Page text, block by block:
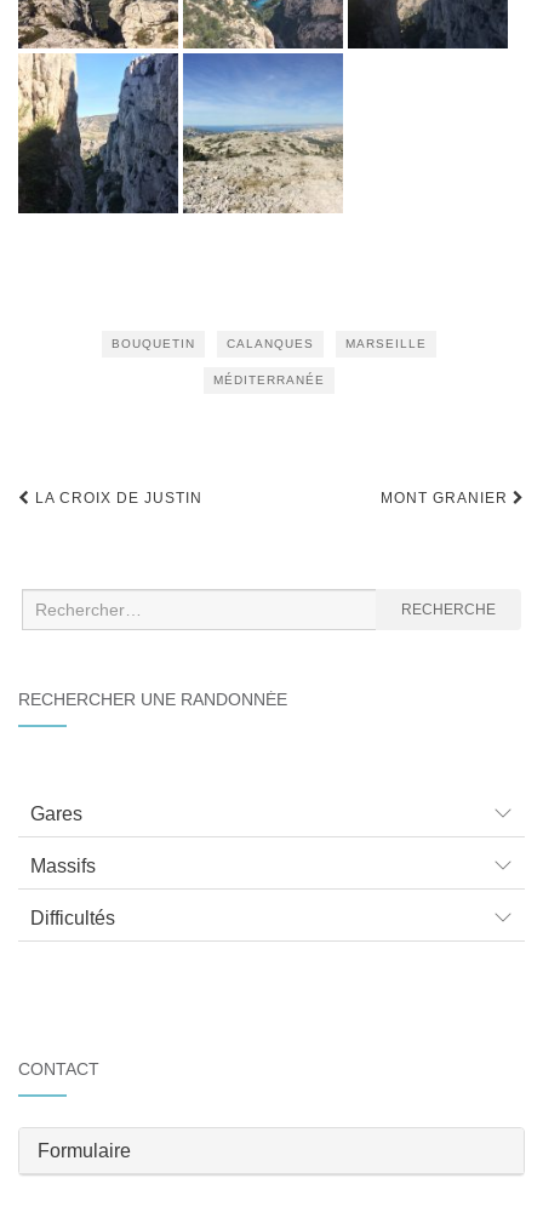
BOUQUETIN CALANQUES MARSEILLE
MÉDITERRANÉE
Navigation
LA CROIX DE JUSTIN MONT GRANIER
Recherche
:
RECHERCHE
RECHERCHER UNE RANDONNÉE
Gares
Massifs
Difficultés
CONTACT
Formulaire